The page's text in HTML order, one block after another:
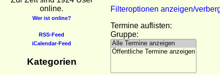
online.
Wer ist online?
RSS-Feed
iCalendar-Feed
Kategorien
Filteroptionen anzeigen/
Termine auflisten:
Gruppe: